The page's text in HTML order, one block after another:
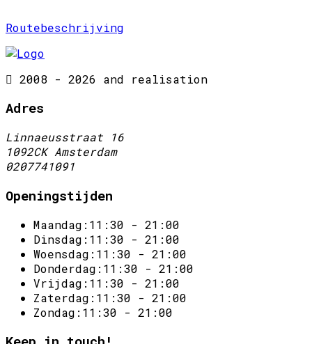
Routebeschrijving
2008 - 2026 and realisation
Adres
Linnaeusstraat 16
1092CK Amsterdam
0207741091
Openingstijden
Maandag: 11:30 - 21:00
Dinsdag: 11:30 - 21:00
Woensdag: 11:30 - 21:00
Donderdag: 11:30 - 21:00
Vrijdag: 11:30 - 21:00
Zaterdag: 11:30 - 21:00
Zondag: 11:30 - 21:00